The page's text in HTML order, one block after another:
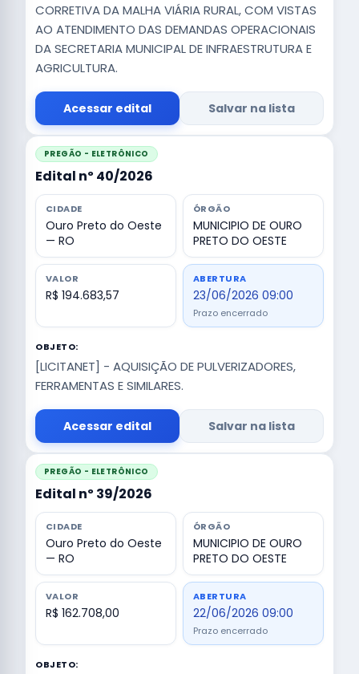
CORRETIVA DA MALHA VIÁRIA RURAL, COM VISTAS
AO ATENDIMENTO DAS DEMANDAS OPERACIONAIS
DA SECRETARIA MUNICIPAL DE INFRAESTRUTURA E
AGRICULTURA.
Acessar edital Salvar na lista
PREGÃO - ELETRÔNICO
Edital nº 40/2026
CIDADE
Ouro Preto do Oeste
— RO
ÓRGÃO
MUNICIPIO DE OURO
PRETO DO OESTE
VALOR
R$ 194.683,57
ABERTURA
23/06/2026 09:00
Prazo encerrado
OBJETO:
[LICITANET] - AQUISIÇÃO DE PULVERIZADORES,
FERRAMENTAS E SIMILARES.
Acessar edital Salvar na lista
PREGÃO - ELETRÔNICO
Edital nº 39/2026
CIDADE
Ouro Preto do Oeste
— RO
ÓRGÃO
MUNICIPIO DE OURO
PRETO DO OESTE
VALOR
R$ 162.708,00
ABERTURA
22/06/2026 09:00
Prazo encerrado
OBJETO: